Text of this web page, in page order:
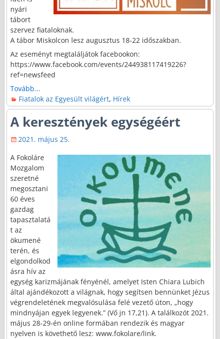
nyári
tábort
szervez fiataloknak.
A tábor Miskolcon lesz augusztus 18-22 időszakban.
Az eseményt megtaláljátok facebookon:
https://www.facebook.com/events/244938117419226?
ref=newsfeed
Tovább...
Fiatalok az Egyesült világért, Hírek
A keresztények egységéért
2021. május 25.
A Fokoláre
Mozgalom
szeretné
megosztani
60 éves
gazdag
tapasztalatá
t az
ökumené
terén, és
elgondolkod
ásra hív az
egység karizmájának fényénél, amelyet Isten Chiara Lubich
által ajándékozott a világnak, hogy segítsen bennünket Jézus
végrendeletének megvalósulása felé vezető úton, „hogy
mindnyájan egyek legyenek.” (Vő jn 17,21). A találkozót 2021.
május 28-29-én online formában rendezik és magyar
nyelven is követhető lesz: www.fokolare/link.